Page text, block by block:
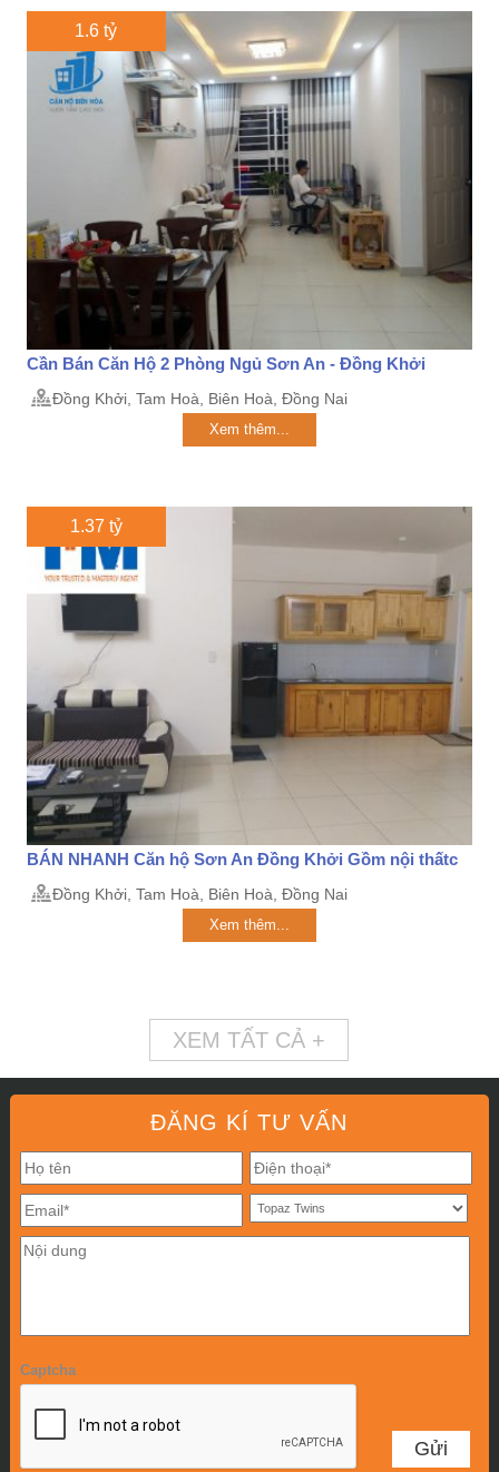
1.6 tỷ
Cần Bán Căn Hộ 2 Phòng Ngủ Sơn An - Đồng Khởi
Đồng Khởi, Tam Hoà, Biên Hoà, Đồng Nai
Xem thêm...
1.37 tỷ
BÁN NHANH Căn hộ Sơn An Đồng Khởi Gồm nội thấtc
Đồng Khởi, Tam Hoà, Biên Hoà, Đồng Nai
Xem thêm...
XEM TẤT CẢ +
ĐĂNG KÍ TƯ VẤN
Captcha